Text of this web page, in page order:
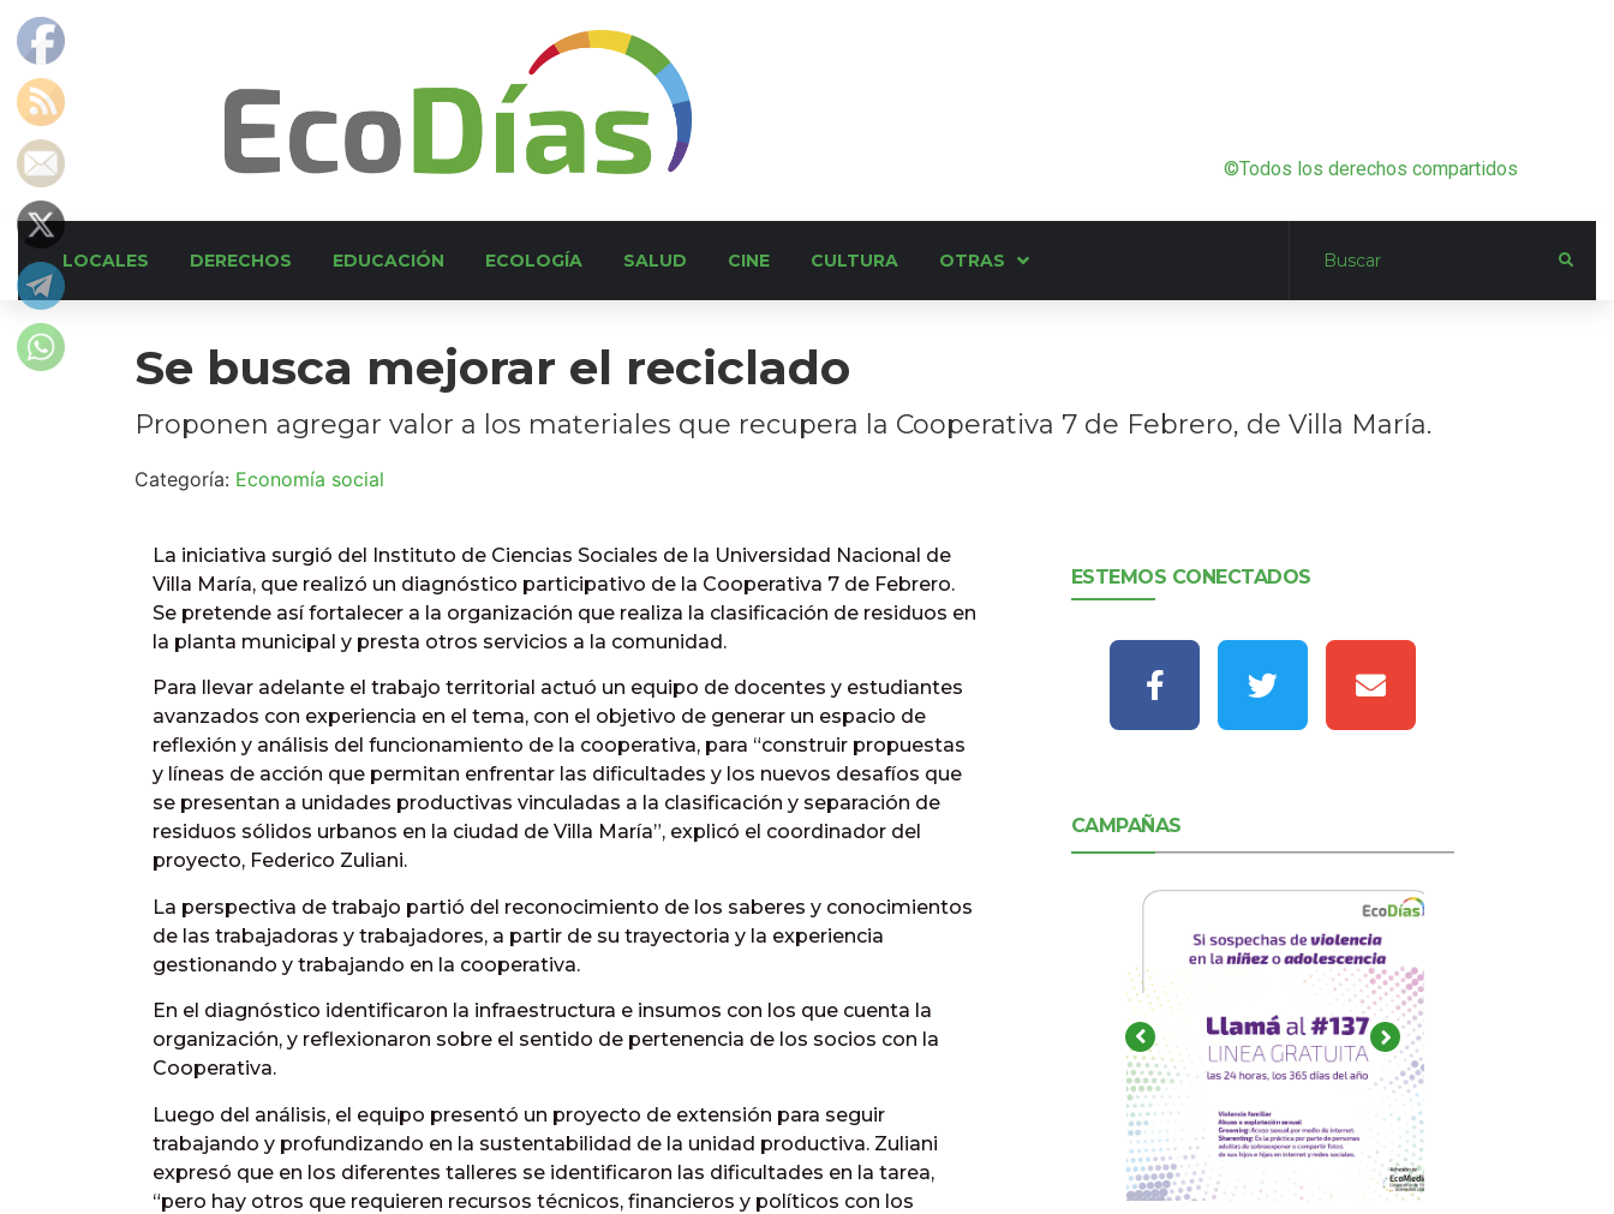
©Todos los derechos compartidos
LOCALES DERECHOS EDUCACIÓN ECOLOGÍA SALUD CINE CULTURA OTRAS
Se busca mejorar el reciclado
Proponen agregar valor a los materiales que recupera la Cooperativa 7 de Febrero, de Villa María.
Categoría: Economía social
La iniciativa surgió del Instituto de Ciencias Sociales de la Universidad Nacional de
Villa María, que realizó un diagnóstico participativo de la Cooperativa 7 de Febrero.
Se pretende así fortalecer a la organización que realiza la clasificación de residuos en
la planta municipal y presta otros servicios a la comunidad.
Para llevar adelante el trabajo territorial actuó un equipo de docentes y estudiantes
avanzados con experiencia en el tema, con el objetivo de generar un espacio de
reflexión y análisis del funcionamiento de la cooperativa, para “construir propuestas
y líneas de acción que permitan enfrentar las dificultades y los nuevos desafíos que
se presentan a unidades productivas vinculadas a la clasificación y separación de
residuos sólidos urbanos en la ciudad de Villa María”, explicó el coordinador del
proyecto, Federico Zuliani.
La perspectiva de trabajo partió del reconocimiento de los saberes y conocimientos
de las trabajadoras y trabajadores, a partir de su trayectoria y la experiencia
gestionando y trabajando en la cooperativa.
En el diagnóstico identificaron la infraestructura e insumos con los que cuenta la
organización, y reflexionaron sobre el sentido de pertenencia de los socios con la
Cooperativa.
Luego del análisis, el equipo presentó un proyecto de extensión para seguir
trabajando y profundizando en la sustentabilidad de la unidad productiva. Zuliani
expresó que en los diferentes talleres se identificaron las dificultades en la tarea,
“pero hay otros que requieren recursos técnicos, financieros y políticos con los
ESTEMOS CONECTADOS
CAMPAÑAS